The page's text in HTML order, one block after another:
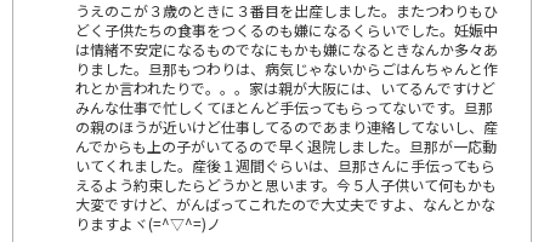
うえのこが３歳のときに３番目を出産しました。またつわりもひ
どく子供たちの食事をつくるのも嫌になるくらいでした。妊娠中
は情緒不安定になるものでなにもかも嫌になるときなんか多々あ
りました。旦那もつわりは、病気じゃないからごはんちゃんと作
れとか言われたりで。。。家は親が大阪には、いてるんですけど
みんな仕事で忙しくてほとんど手伝ってもらってないです。旦那
の親のほうが近いけど仕事してるのであまり連絡してないし、産
んでからも上の子がいてるので早く退院しました。旦那が一応動
いてくれました。産後１週間ぐらいは、旦那さんに手伝ってもら
えるよう約束したらどうかと思います。今５人子供いて何もかも
大変ですけど、がんばってこれたので大丈夫ですよ、なんとかな
りますよヾ(=^▽^=)ノ